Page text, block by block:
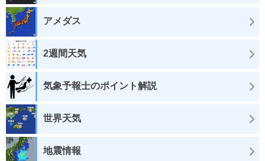
アメダス
2週間天気
気象予報士のポイント解説
世界天気
地震情報